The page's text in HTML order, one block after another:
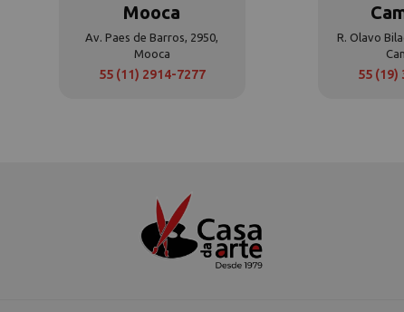
Mooca
Av. Paes de Barros, 2950,
Mooca
55 (11) 2914-7277
R. Olavo
55 (19)